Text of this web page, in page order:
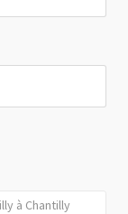
à Chantilly